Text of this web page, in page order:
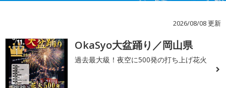
2026/08/08 更新
1 OkaSyo大盆踊り／岡山県
過去最大級！夜空に500発の打ち上げ花火